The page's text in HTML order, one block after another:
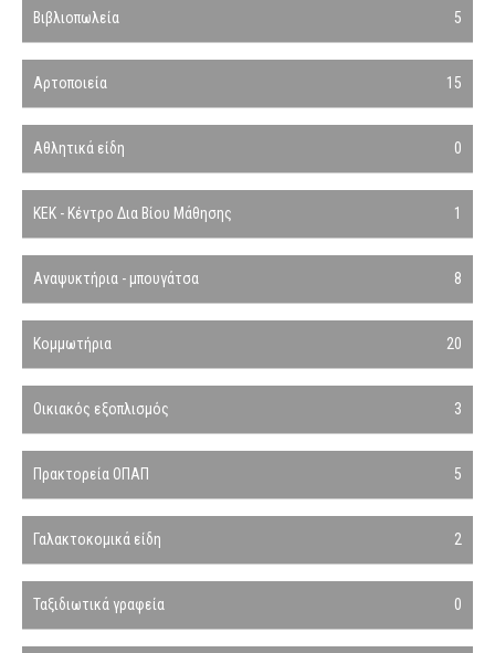
Βιβλιοπωλεία 5
Αρτοποιεία 15
Αθλητικά είδη 0
ΚΕΚ - Κέντρο Δια Βίου Μάθησης 1
Αναψυκτήρια - μπουγάτσα 8
Κομμωτήρια 20
Οικιακός εξοπλισμός 3
Πρακτορεία ΟΠΑΠ 5
Γαλακτοκομικά είδη 2
Ταξιδιωτικά γραφεία 0